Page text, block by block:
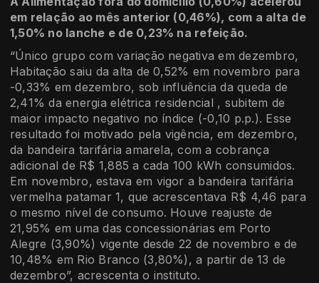
em relação ao mês anterior (0,46%), com a alta de
1,50% no lanche e de 0,23% na refeição.
“Único grupo com variação negativa em dezembro,
Habitação saiu da alta de 0,52% em novembro para
-0,33% em dezembro, sob influência da queda de
2,41% da energia elétrica residencial , subitem de
maior impacto negativo no índice (-0,10 p.p.). Esse
resultado foi motivado pela vigência, em dezembro,
da bandeira tarifária amarela, com a cobrança
adicional de R$ 1,885 a cada 100 kWh consumidos.
Em novembro, estava em vigor a bandeira tarifária
vermelha patamar 1, que acrescentava R$ 4,46 para
o mesmo nível de consumo. Houve reajuste de
21,95% em uma das concessionárias em Porto
Alegre (3,90%) vigente desde 22 de novembro e de
10,48% em Rio Branco (3,80%), a partir de 13 de
dezembro”, acrescenta o instituto.